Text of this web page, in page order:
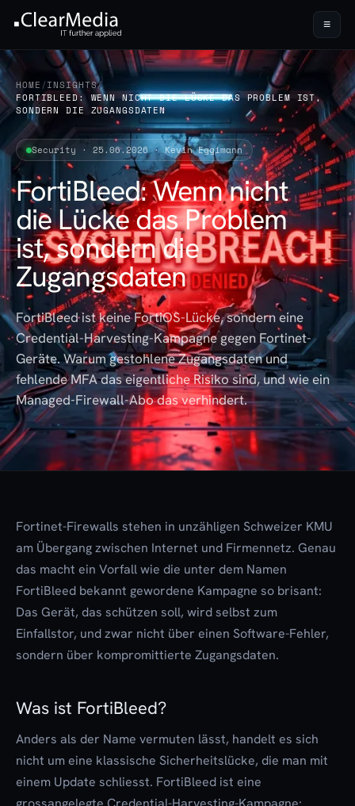
≡
HOME /INSIGHTS/
FORTIBLEED: WENN NICHT DIE LÜCKE DAS PROBLEM IST,
SONDERN DIE ZUGANGSDATEN
Security · 25.06.2026 · Kevin Eggimann
FortiBleed: Wenn nicht
die Lücke das Problem
ist, sondern die
Zugangsdaten
FortiBleed ist keine FortiOS-Lücke, sondern eine
Credential-Harvesting-Kampagne gegen Fortinet-
Geräte. Warum gestohlene Zugangsdaten und
fehlende MFA das eigentliche Risiko sind, und wie ein
Managed-Firewall-Abo das verhindert.
Fortinet-Firewalls stehen in unzähligen Schweizer KMU
am Übergang zwischen Internet und Firmennetz. Genau
das macht ein Vorfall wie die unter dem Namen
FortiBleed bekannt gewordene Kampagne so brisant:
Das Gerät, das schützen soll, wird selbst zum
Einfallstor, und zwar nicht über einen Software-Fehler,
sondern über kompromittierte Zugangsdaten.
Was ist FortiBleed?
Anders als der Name vermuten lässt, handelt es sich
nicht um eine klassische Sicherheitslücke, die man mit
einem Update schliesst. FortiBleed ist eine